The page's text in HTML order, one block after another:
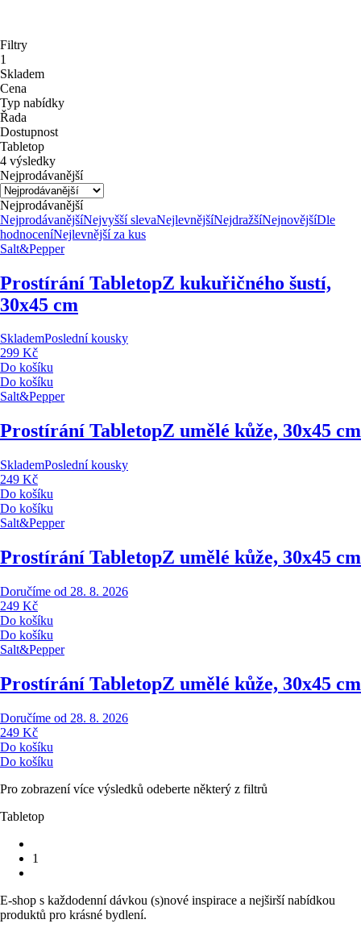
Filtry
1
Skladem
Cena
Typ nabídky
Řada
Dostupnost
Tabletop
4 výsledky
Nejprodávanější
Nejprodávanější
NejprodávanějšíNejvyšší slevaNejlevnějšíNejdražšíNejnovějšíDle
hodnoceníNejlevnější za kus
Salt&Pepper
Prostírání TabletopZ kukuřičného šustí,
30x45 cm
SklademPoslední kousky
299 Kč
Do košíku
Do košíku
Salt&Pepper
Prostírání TabletopZ umělé kůže, 30x45 cm
SklademPoslední kousky
249 Kč
Do košíku
Do košíku
Salt&Pepper
Prostírání TabletopZ umělé kůže, 30x45 cm
Doručíme od 28. 8. 2026
249 Kč
Do košíku
Do košíku
Salt&Pepper
Prostírání TabletopZ umělé kůže, 30x45 cm
Doručíme od 28. 8. 2026
249 Kč
Do košíku
Do košíku
Pro zobrazení více výsledků odeberte některý z filtrů
Tabletop
1
E-shop s každodenní dávkou (s)nové inspirace a nejširší nabídkou
produktů pro krásné bydlení.